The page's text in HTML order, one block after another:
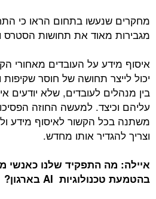
מחקרים שנעשו בתחום הראו כי
מגבירות מאוד את תחושות הסטרס
איסוף מידע על העובדים מאחורי
יכול לייצר תחושה של חוסר שקיפות
בין מנהלים לעובדים, שלא יודעים
עליהם וכיצד. למעשה החוזה
משתנה בכל הקשור לאיסוף מידע
וצריך להגדיר אותו מחדש.
איילה: מה התפקיד שלנו כאנשי
בהטמעת טכנולוגיות AI בארגון?